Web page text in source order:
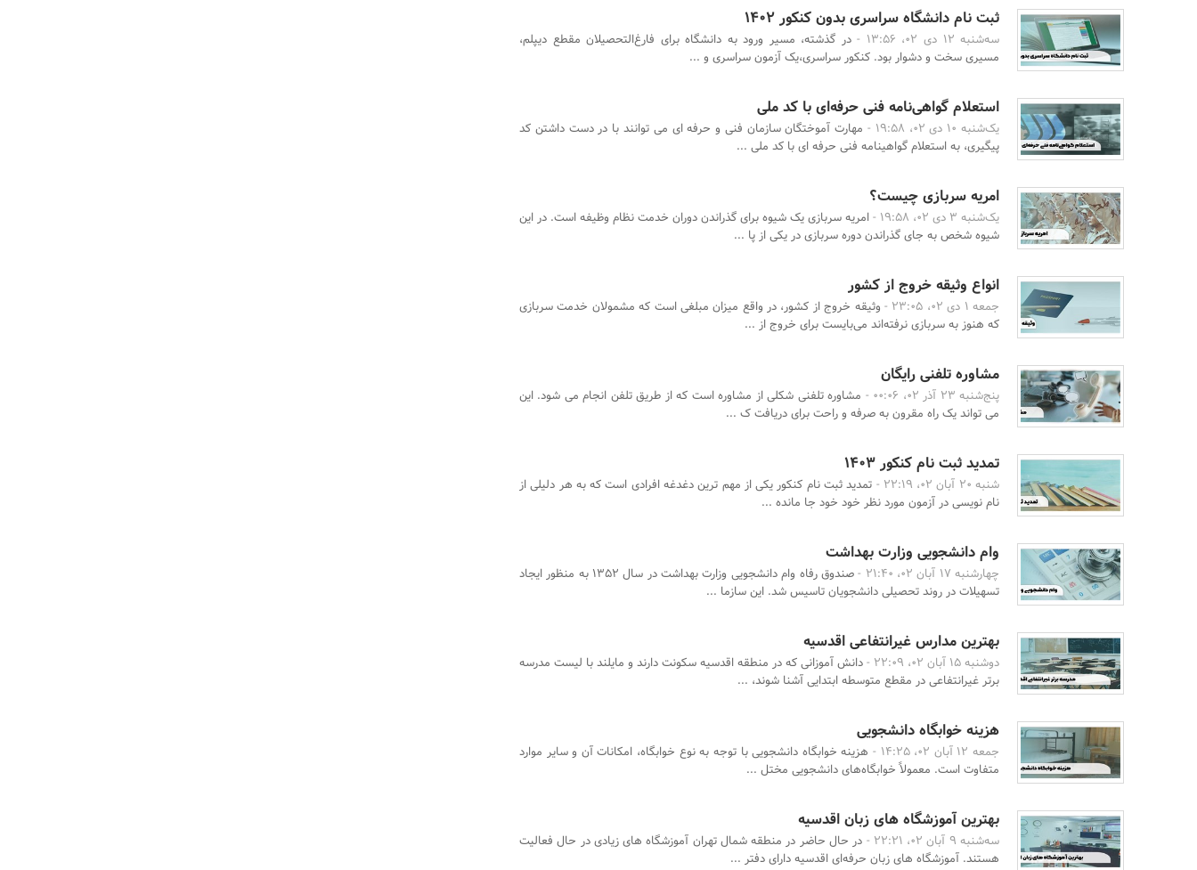
ثبت نام دانشگاه سراسری بدون کنکور ۱۴۰۲
سه‌شنبه 12 دی 02، 13:56 -
در گذشته، مسیر ورود به دانشگاه برای فارغ‌التحصیلان مقطع دیپلم،
مسیری سخت و دشوار بود. کنکور سراسری،یک آزمون سراسری و ...
استعلام گواهی‌نامه فنی حرفه‌ای با کد ملی
یک‌شنبه 10 دی 02، 19:58 -
مهارت آموختگان سازمان فنی و حرفه ای می توانند با در دست داشتن کد
پیگیری، به استعلام گواهینامه فنی حرفه ای با کد ملی ...
امریه سربازی چیست؟
یک‌شنبه 3 دی 02، 19:58 -
امریه سربازی یک شیوه برای گذراندن دوران خدمت نظام وظیفه است. در این
شیوه شخص به جای گذراندن دوره سربازی در یکی از پا ...
انواع وثیقه خروج از کشور
جمعه 1 دی 02، 23:05 -
وثیقه خروج از کشور، در واقع میزان مبلغی است که مشمولان خدمت سربازی
که هنوز به سربازی نرفته‌اند می‌بایست برای خروج از ...
مشاوره تلفنی رایگان
پنج‌شنبه 23 آذر 02، 00:06 -
مشاوره تلفنی شکلی از مشاوره است که از طریق تلفن انجام می شود. این
می تواند یک راه مقرون به صرفه و راحت برای دریافت ک ...
تمدید ثبت نام کنکور 1403
شنبه 20 آبان 02، 22:19 -
تمدید ثبت نام کنکور یکی از مهم ترین دغدغه افرادی است که به هر دلیلی از
نام نویسی در آزمون مورد نظر خود خود جا مانده ...
وام دانشجویی وزارت بهداشت
چهارشنبه 17 آبان 02، 21:40 -
صندوق رفاه وام دانشجویی وزارت بهداشت در سال 1352 به منظور ایجاد
تسهیلات در روند تحصیلی دانشجویان تاسیس شد. این سازما ...
بهترین مدارس غیرانتفاعی اقدسیه
دوشنبه 15 آبان 02، 22:09 -
دانش آموزانی که در منطقه اقدسیه سکونت دارند و مایلند با لیست مدرسه
برتر غیرانتفاعی در مقطع متوسطه ابتدایی آشنا شوند، ...
هزینه خوابگاه دانشجویی
جمعه 12 آبان 02، 14:25 -
هزینه خوابگاه دانشجویی با توجه به نوع خوابگاه، امکانات آن و سایر موارد
متفاوت است. معمولاً خوابگاه‌های دانشجویی مختل ...
بهترین آموزشگاه های زبان اقدسیه
سه‌شنبه 9 آبان 02، 22:21 -
در حال حاضر در منطقه شمال تهران آموزشگاه های زیادی در حال فعالیت
هستند. آموزشگاه های زبان حرفه‌ای اقدسیه دارای دفتر ...